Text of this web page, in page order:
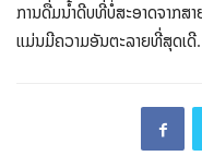
ການດື່ມນ້ຳດີບທີ່ບໍ່ສະອາດຈາກສ
ແມ່ນມີຄວາມອັນຕະລາຍທີ່ສຸດເດີ.